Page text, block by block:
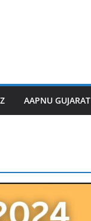
AAPNU GUJARAT